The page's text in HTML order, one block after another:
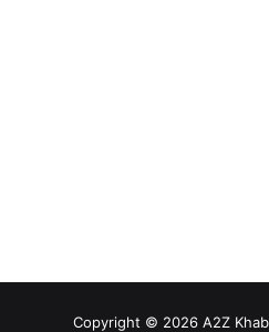
Copyright © 2026 A2Z